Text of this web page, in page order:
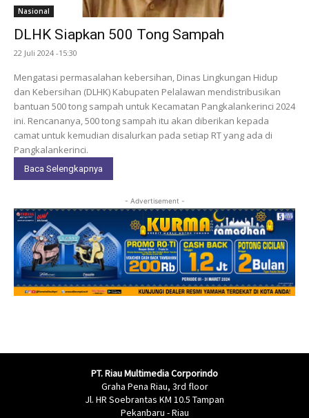
Nasional
DLHK Siapkan 500 Tong Sampah
22 Juli 2024 -15:30
Mengatasi permasalahan kebersihan, Dinas Lingkungan Hidup
dan Kebersihan (DLHK) Kabupaten Pelalawan mendistribusikan
bantuan 500 tong sampah untuk Kecamatan Pangkalankerinci 2024
ini. Rencananya, 500 tong sampah itu akan diberikan kepada
camat untuk kemudian disalurkan pada setiap RT yang ada di
Pangkalankerinci.
Baca Selengkapnya
- Advertisement -
PT. Riau Multimedia Corporindo
Graha Pena Riau, 3rd floor
Jl. HR Soebrantas KM 10.5 Tampan
Pekanbaru - Riau